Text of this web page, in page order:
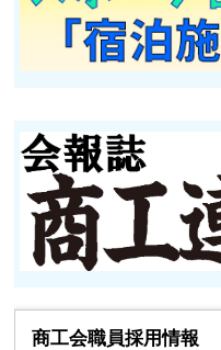
商工会職員採用情報